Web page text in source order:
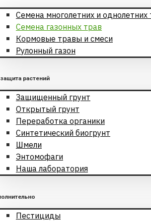
Cемена многолетних и однолетних
Семена газонных трав
Кормовые травы и смеси
Рулонный газон
растений
Защищенный грунт
Открытый грунт
Переработка органики
Синтетический биогрунт
Шмели
Энтомофаги
Наша лаборатория
Пестициды